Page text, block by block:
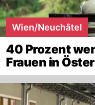
Wien/Neuchâtel
40 Prozent
Frauen in